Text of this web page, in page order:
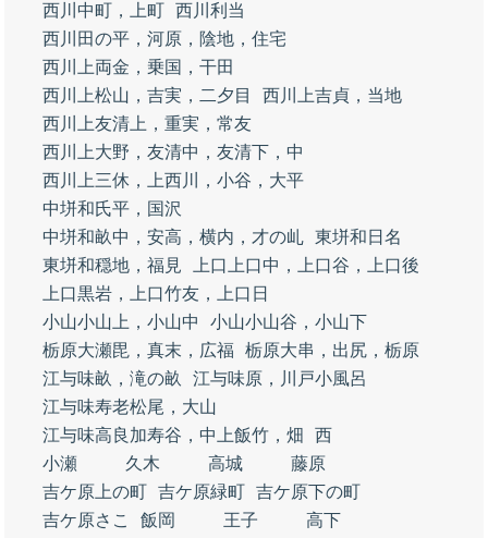
西川中町，上町 西川利当
西川田の平，河原，陰地，住宅
西川上両金，乗国，干田
西川上松山，吉実，二夕目
西川上吉貞，当地
西川上友清上，重実，常友
西川上大野，友清中，友清下，中
西川上三休，上西川，小谷，大平
中垪和氏平，国沢
中垪和畝中，安高，横内，才の乢 東垪和日名
東垪和穏地，福見
上口上口中，上口谷，上口後
上口黒岩，上口竹友，上口日
小山小山上，小山中
小山小山谷，小山下
栃原大瀬毘，真末，広福
栃原大串，出尻，栃原
江与味畝，滝の畝
江与味原，川戸小風呂
江与味寿老松尾，大山
江与味高良加寿谷，中上飯竹，畑
西
小瀬
久木 高城
藤原
吉ケ原上の町 吉ケ原緑町 吉ケ原下の町
吉ケ原さこ
飯岡 王子
高下